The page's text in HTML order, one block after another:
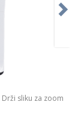
Drži sliku za zoom